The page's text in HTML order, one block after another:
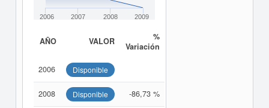
2006 2007 2008 2009
AÑO VALOR
%
Variación
2006 Disponible
2008 Disponible -86,73 %